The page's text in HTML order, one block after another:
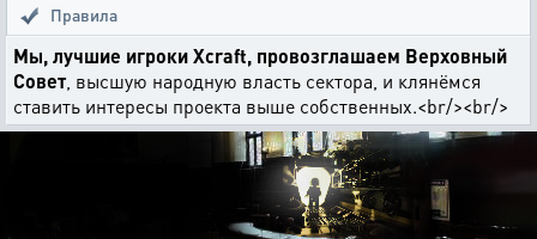
Правила
Мы, лучшие игроки Xcraft, провозглашаем Верховный
Совет, высшую народную власть сектора, и клянёмся
ставить интересы проекта выше собственных.<br/><br/>